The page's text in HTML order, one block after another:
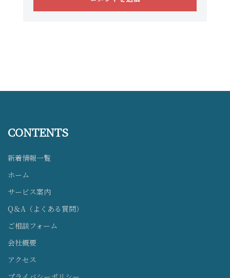
CONTENTS
新着情報一覧
ホーム
サービス案内
Q＆A（よくある質問）
ご相談フォーム
会社概要
アクセス